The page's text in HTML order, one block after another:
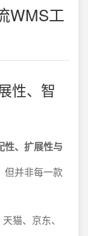
WMS工
性、智
性、扩展性与
但并非每一款
猫、京东、